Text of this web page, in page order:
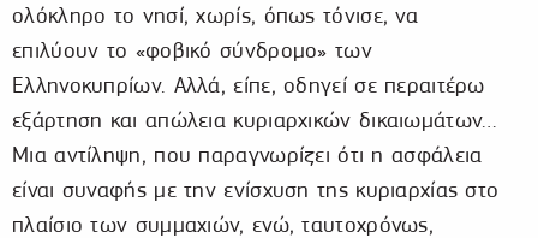
ολόκληρο το νησί, χωρίς, όπως τόνισε, να
επιλύουν το «φοβικό σύνδρομο» των
Ελληνοκυπρίων. Αλλά, είπε, οδηγεί σε περαιτέρω
εξάρτηση και απώλεια κυριαρχικών δικαιωμάτων…
Μια αντίληψη, που παραγνωρίζει ότι η ασφάλεια
είναι συναφής με την ενίσχυση της κυριαρχίας στο
πλαίσιο των συμμαχιών, ενώ, ταυτοχρόνως,